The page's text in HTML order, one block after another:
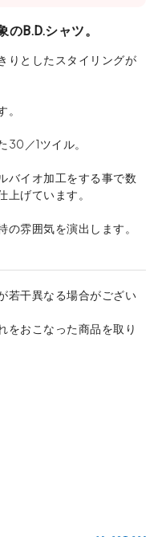
B.D.シャツ。
りとしたスタイリングが
／1ツイル。
バイオ加工をする事で数
げています。
雰囲気を演出します。
若干異なる場合がござい
をおこなった商品を取り